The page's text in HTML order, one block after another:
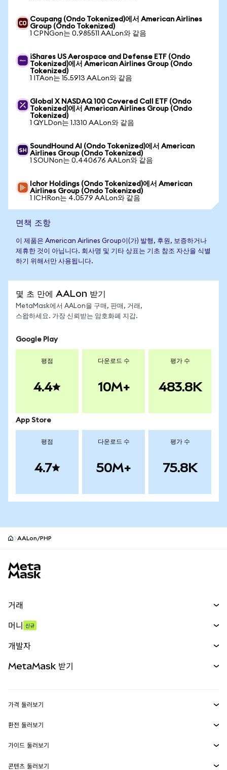
Coupang (Ondo Tokenized)에서 American Airlines
Group (Ondo Tokenized)
1 CPNGon는 0.985511 AALon와 같음
iShares US Aerospace and Defense ETF (Ondo
Tokenized)에서 American Airlines Group (Ondo
Tokenized)
1 ITAon는 15.5913 AALon와 같음
Global X NASDAQ 100 Covered Call ETF (Ondo
Tokenized)에서 American Airlines Group (Ondo
Tokenized)
1 QYLDon는 1.1310 AALon와 같음
SoundHound AI (Ondo Tokenized)에서 American
Airlines Group (Ondo Tokenized)
1 SOUNon는 0.440676 AALon와 같음
Ichor Holdings (Ondo Tokenized)에서 American
Airlines Group (Ondo Tokenized)
1 ICHRon는 4.0579 AALon와 같음
면책 조항
이 제품은 American Airlines Group이(가) 발행, 후원, 보증하거나
제휴한 것이 아닙니다. 회사명 및 기타 상표는 기초 참조 자산을 식별
하기 위해서만 사용됩니다.
몇 초 만에 AALon 받기
MetaMask에서 AALon을 구매, 판매, 거래,
스왑하세요. 가장 신뢰받는 암호화폐 지갑.
Google Play
평점
4.4
다운로드 수
10M+
평가 수
483.8K
App Store
평점
4.7
다운로드 수
50M+
평가 수
75.8K
AALon/PHP
거래
무기한 선물
실물자산
머니 신규
개발자
MetaMask Connect
Snaps
웹3 서비스
MetaMask 받기
보안
고객 지원
가격 둘러보기
이더리움 가격
솔라나 가격
환전 둘러보기
ETH를 USD로 환전
USDT를 INR로 환전
가이드 둘러보기
콘텐츠 둘러보기